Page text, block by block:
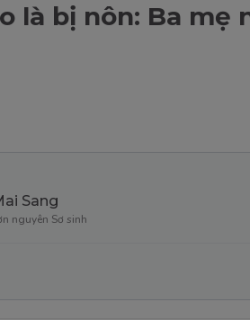
là bị nôn: Ba mẹ
Sang
nguyên Sơ sinh